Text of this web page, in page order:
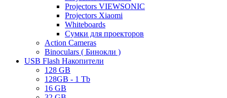
Projectors VIEWSONIC
Projectors Xiaomi
Whiteboards
Сумки для проекторов
Action Cameras
Binoculars ( Бинокли )
USB Flash Накопители
128 GB
128GB - 1 Tb
16 GB